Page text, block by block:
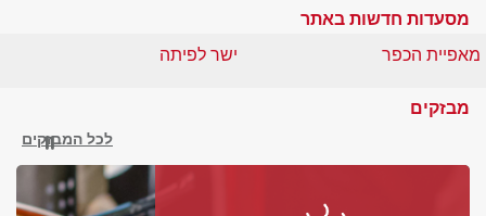
מסעדות חדשות באתר
ישר לפיתה
מאפיית הכפר
מבזקים
לכל המבזקים